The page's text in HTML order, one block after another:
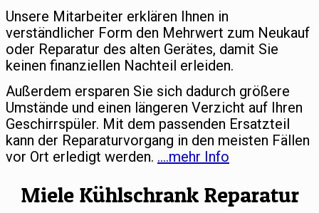
Unsere Mitarbeiter erklären Ihnen in
verständlicher Form den Mehrwert zum Neukauf
oder Reparatur des alten Gerätes, damit Sie
keinen finanziellen Nachteil erleiden.
Außerdem ersparen Sie sich dadurch größere
Umstände und einen längeren Verzicht auf Ihren
Geschirrspüler. Mit dem passenden Ersatzteil
kann der Reparaturvorgang in den meisten Fällen
vor Ort erledigt werden. ….mehr Info
Miele Kühlschrank Reparatur